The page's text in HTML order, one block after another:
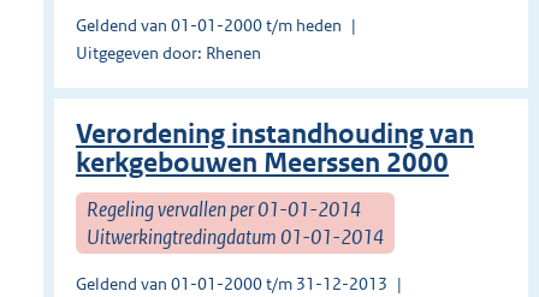
Geldend van 01-01-2000 t/m heden
Uitgegeven door: Rhenen
Verordening instandhouding van
kerkgebouwen Meerssen 2000
Regeling vervallen per 01-01-2014
Uitwerkingtredingdatum 01-01-2014
Geldend van 01-01-2000 t/m 31-12-2013